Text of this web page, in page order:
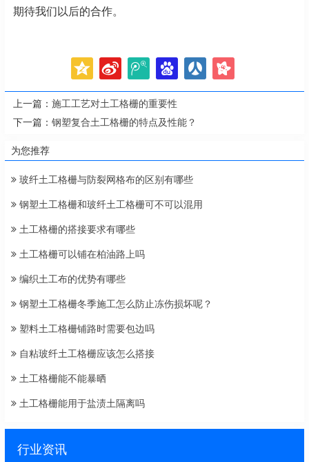
期待我们以后的合作。
上一篇： 施工工艺对土工格栅的重要性
下一篇： 钢塑复合土工格栅的特点及性能？
为您推荐
玻纤土工格栅与防裂网格布的区别有哪些
钢塑土工格栅和玻纤土工格栅可不可以混用
土工格栅的搭接要求有哪些
土工格栅可以铺在柏油路上吗
编织土工布的优势有哪些
钢塑土工格栅冬季施工怎么防止冻伤损坏呢？
塑料土工格栅铺路时需要包边吗
自粘玻纤土工格栅应该怎么搭接
土工格栅能不能暴晒
土工格栅能用于盐渍土隔离吗
行业资讯